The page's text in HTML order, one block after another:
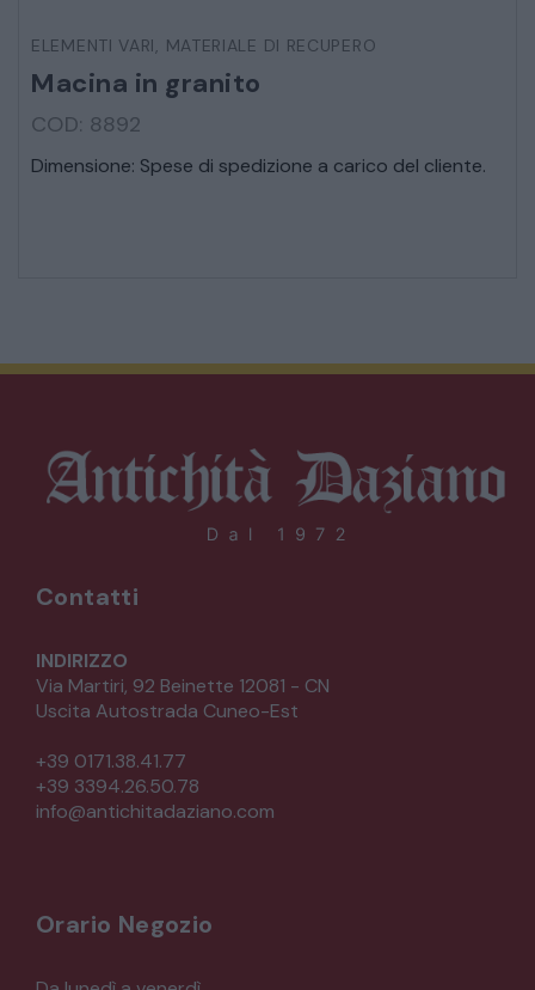
ELEMENTI VARI, MATERIALE DI RECUPERO
Macina in granito
COD: 8892
Dimensione: Spese di spedizione a carico del cliente.
Contatti
INDIRIZZO
Via Martiri, 92 Beinette 12081 - CN
Uscita Autostrada Cuneo-Est
+39 0171.38.41.77
+39 3394.26.50.78
info@antichitadaziano.com
Orario Negozio